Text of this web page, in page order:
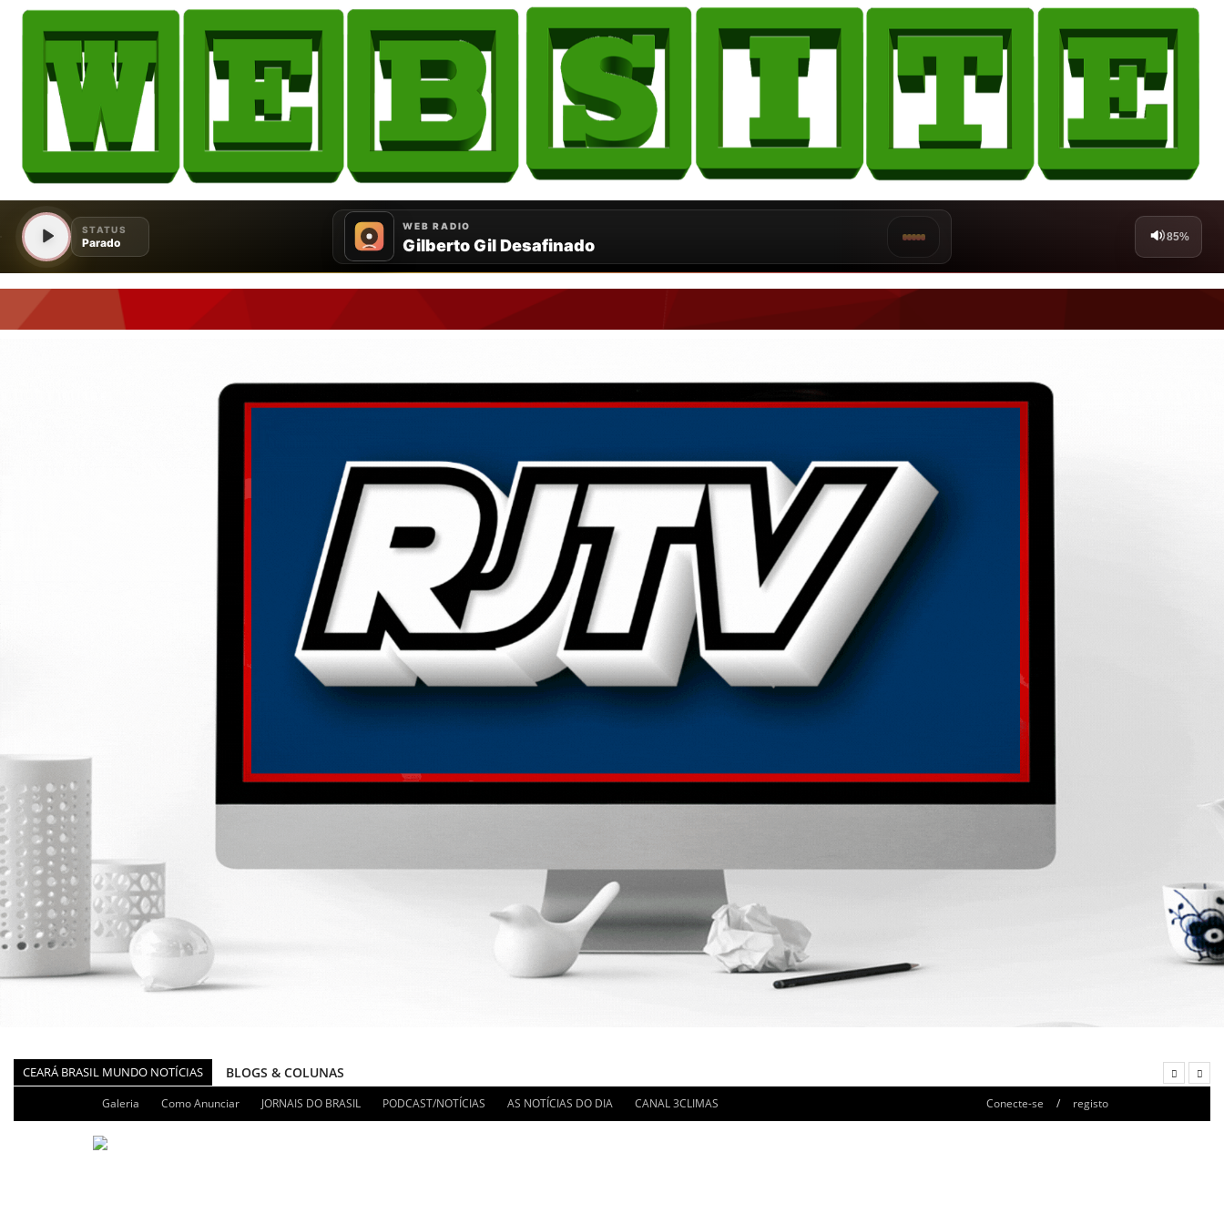
CEARÁ BRASIL MUNDO NOTÍCIAS
BLOGS & COLUNAS
DIÁRIO DO NORDESTE - ÚLTIMA HORA
PODCAST - PONTO DE VISTA
Galeria Como Anunciar JORNAIS DO BRASIL PODCAST/NOTÍCIAS AS NOTÍCIAS DO DIA CANAL 3CLIMAS Conecte-se / registo